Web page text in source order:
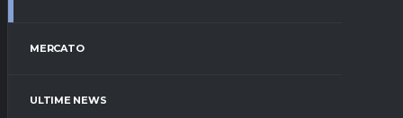
MERCATO
ULTIME NEWS